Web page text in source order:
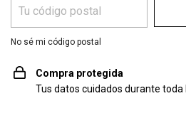
No sé mi código postal
Compra protegida
Tus datos cuidados durante toda